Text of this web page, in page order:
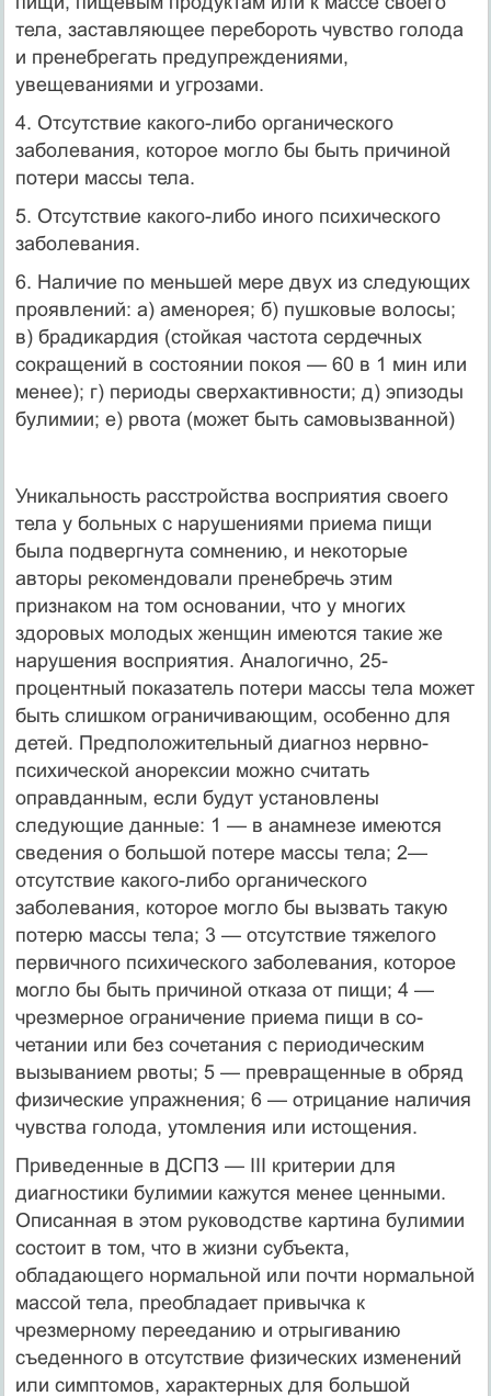
тела, заставляющее перебороть чувство голода
и пренебрегать предупреждениями,
увещеваниями и угрозами.
4. Отсутствие какого-либо органического
заболевания, которое могло бы быть причиной
потери массы тела.
5. Отсутствие какого-либо иного психического
заболевания.
6. Наличие по меньшей мере двух из следующих
проявлений: а) аменорея; б) пушковые волосы;
в) брадикардия (стойкая частота сердечных
сокращений в состоянии покоя — 60 в 1 мин или
менее); г) периоды сверхактивности; д) эпизоды
булимии; е) рвота (может быть самовызванной)
Уникальность расстройства восприятия своего
тела у больных с нарушениями приема пищи
была подвергнута сомнению, и некоторые
авторы рекомендовали пренебречь этим
признаком на том основании, что у многих
здоровых молодых женщин имеются такие же
нарушения восприятия. Аналогично, 25-
процентный показатель потери массы тела может
быть слишком ограничивающим, особенно для
детей. Предположительный диагноз нервно-
психической анорексии можно считать
оправданным, если будут установлены
следующие данные: 1 — в анамне­зе имеются
сведения о большой потере массы тела; 2—
отсутствие какого-либо органического
заболевания, которое могло бы вызвать такую
потерю массы тела; 3 — отсутствие тяжелого
первичного психического заболевания, которое
могло бы быть причиной отказа от пищи; 4 —
чрезмерное ограничение приема пищи в со­
четании или без сочетания с периодическим
вызыванием рвоты; 5 — превращен­ные в обряд
физические упражнения; 6 — отрицание наличия
чувства голода, утомления или истощения.
Приведенные в ДСПЗ — III критерии для
диагностики булимии кажутся менее ценными.
Описанная в этом руководстве картина булимии
состоит в том, что в жизни субъекта,
обладающего нормальной или почти нормальной
массой тела, преобладает привычка к
чрезмерному перееданию и отрыгиванию
съеденно­го в отсутствие физических изменений
или симптомов, характерных для большой